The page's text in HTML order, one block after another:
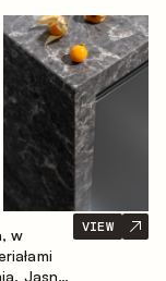
w
Jasna
VIEW